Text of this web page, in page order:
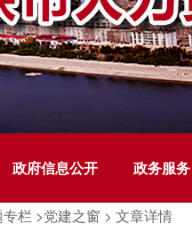
政府信息公开 政务服务
栏 >党建之窗 > 文章详情